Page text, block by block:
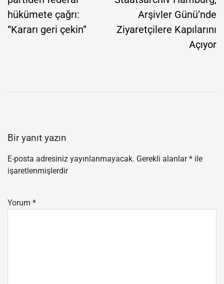
hükümete çağrı:
“Kararı geri çekin”
Arşivler Günü’nde
Ziyaretçilere Kapılarını
Açıyor
Bir yanıt yazın
E-posta adresiniz yayınlanmayacak. Gerekli alanlar* ile
işaretlenmişlerdir
Yorum *